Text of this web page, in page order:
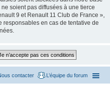
soient pas diffusées à une tierce
9 et Renault 11 Club de France »,
responsables en cas de tentative de
L’équipe du forum
contacter